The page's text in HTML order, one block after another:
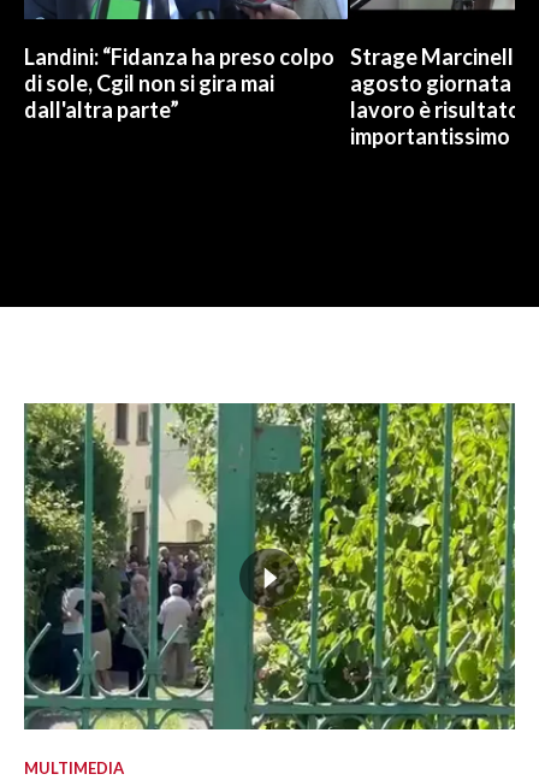
Landini: “Fidanza ha preso colpo
di sole, Cgil non si gira mai
dall'altra parte”
Strage Marcinelle,
agosto giornata
lavoro è risultato
importantissimo
MULTIMEDIA